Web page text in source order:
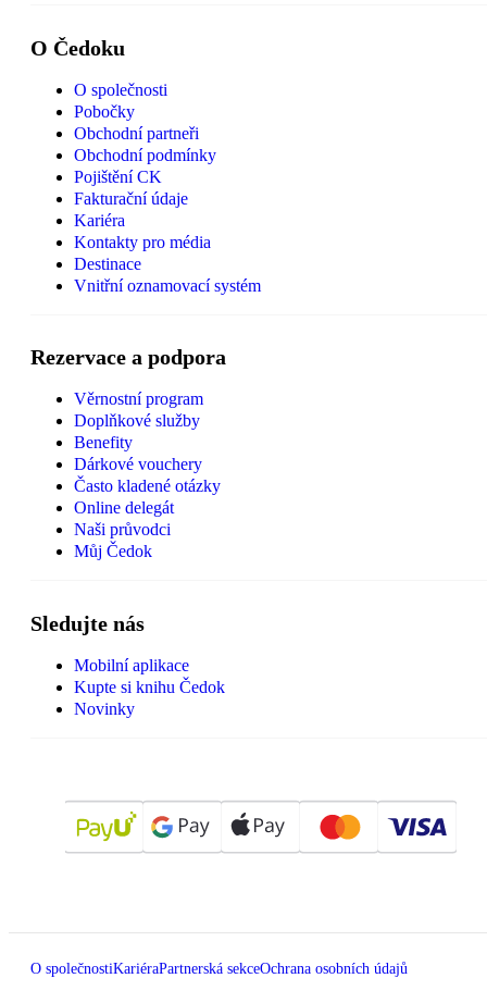
O Čedoku
O společnosti
Pobočky
Obchodní partneři
Obchodní podmínky
Pojištění CK
Fakturační údaje
Kariéra
Kontakty pro média
Destinace
Vnitřní oznamovací systém
Rezervace a podpora
Věrnostní program
Doplňkové služby
Benefity
Dárkové vouchery
Často kladené otázky
Online delegát
Naši průvodci
Můj Čedok
Sledujte nás
Mobilní aplikace
Kupte si knihu Čedok
Novinky
O společnostiKariéraPartnerská sekceOchrana osobních údajů